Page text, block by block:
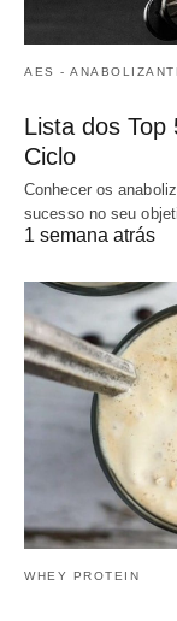
AES -
Lista dos Top
Ciclo
Conhecer os
sucesso no seu
1 semana atrás
WHEY PROTEIN